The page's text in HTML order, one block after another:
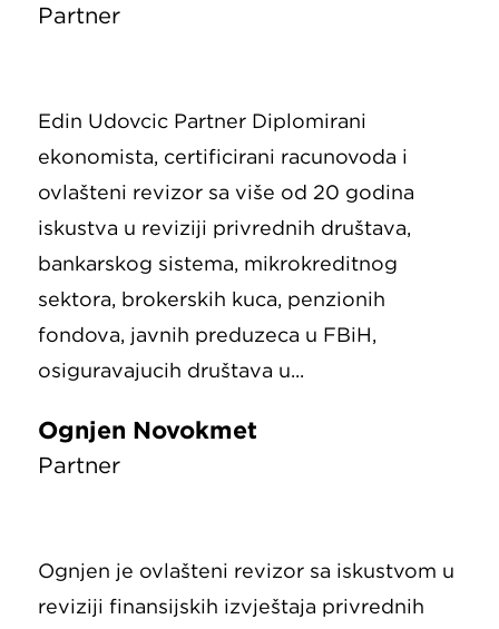
Partner
Edin Udovčić Partner Diplomirani
ekonomista, certificirani računovođa i
ovlašteni revizor sa više od 20 godina
iskustva u reviziji privrednih društava,
bankarskog sistema, mikrokreditnog
sektora, brokerskih kuća, penzionih
fondova, javnih preduzeća u FBiH,
osiguravajućih društava u...
Ognjen Novokmet
Partner
Ognjen je ovlašteni revizor sa iskustvom u
reviziji finansijskih izvještaja privrednih